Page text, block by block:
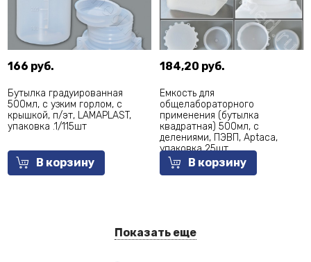
166 руб.
Бутылка градуированная
500мл, с узким горлом, с
крышкой, п/эт, LAMAPLAST,
упаковка .1/115шт
В корзину
184,20 руб.
Емкость для
общелабораторного
применения (бутылка
квадратная) 500мл, с
делениями, ПЭВП, Aptaca,
упаковка 25шт
В корзину
Показать еще